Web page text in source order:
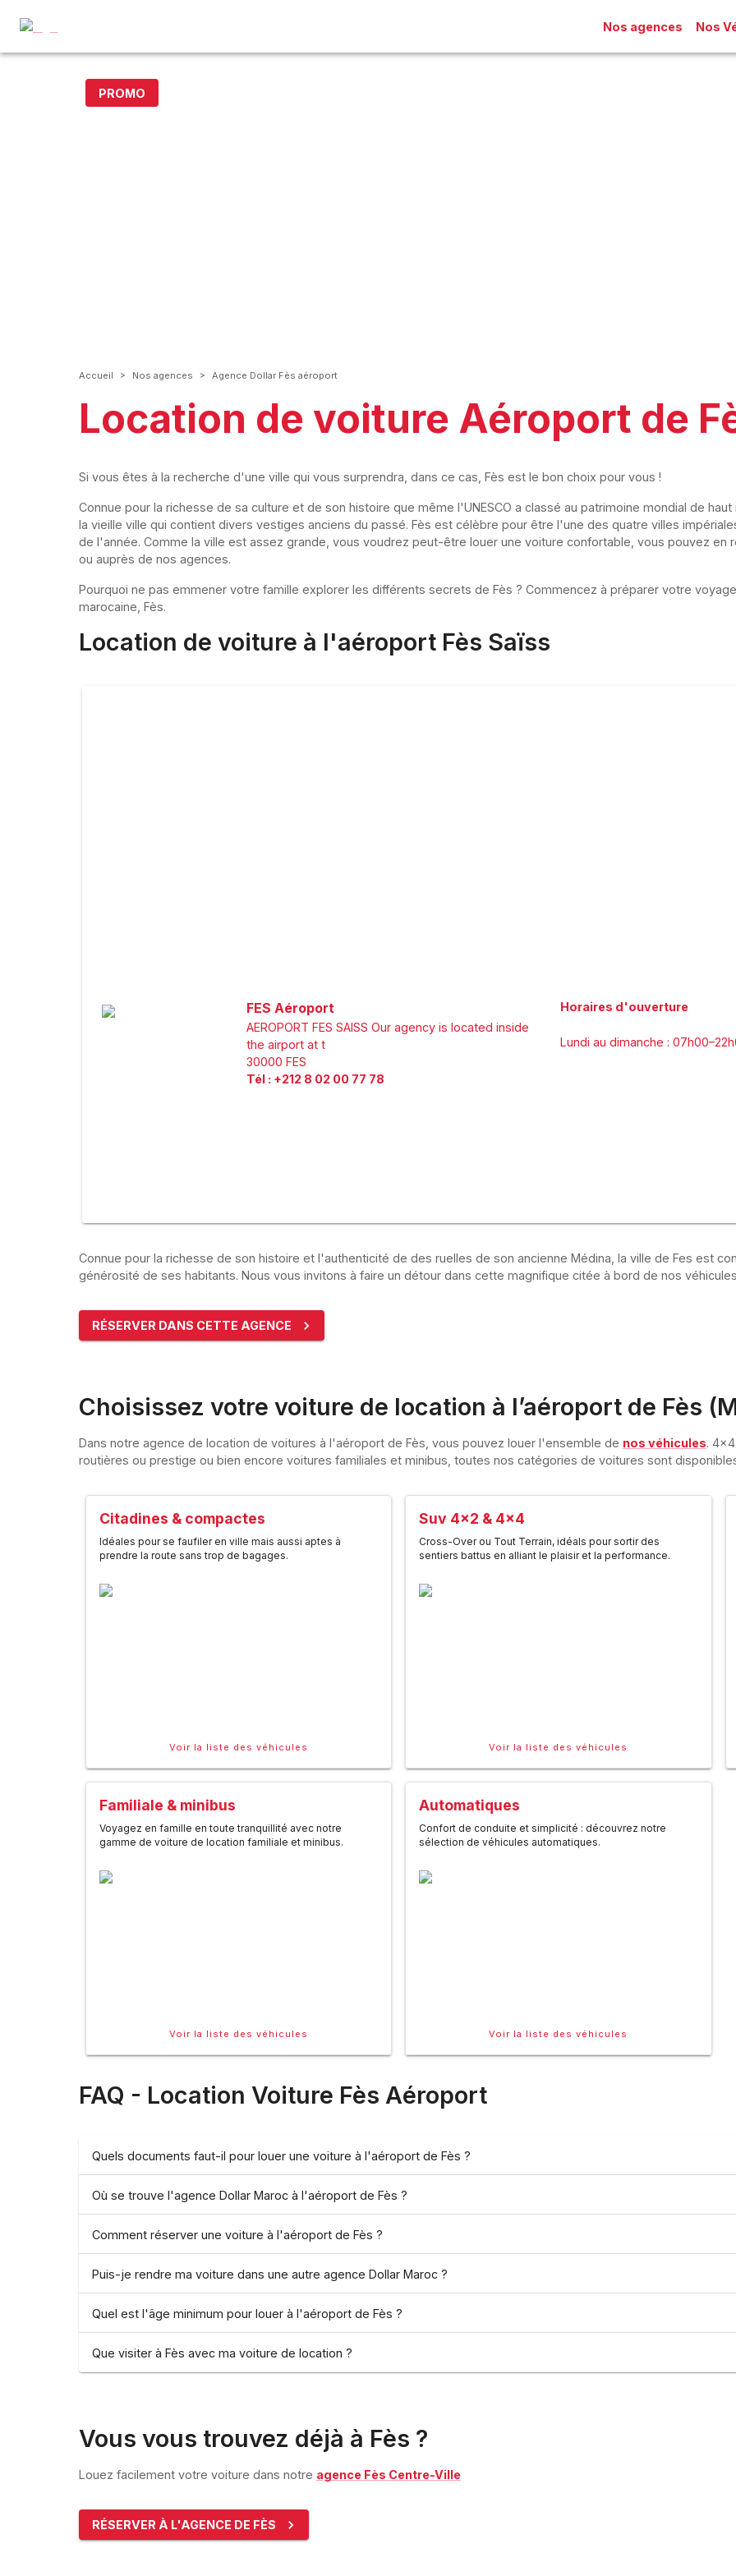
Nos agences Nos
PROMO
Accueil > Nos agences > Agence Dollar Fès aéroport
Location de voiture Aéroport de
Si vous êtes à la recherche d'une ville qui vous surprendra, dans ce cas, Fès est le bon choix pour vous !
Connue pour la richesse de sa culture et de son histoire que même l'UNESCO a classé au patrimoine mondial de
la vieille ville qui contient divers vestiges anciens du passé. Fès est célèbre pour être l'une des quatre villes
de l'année. Comme la ville est assez grande, vous voudrez peut-être louer une voiture confortable, vous pouvez
ou auprès de nos agences.
Pourquoi ne pas emmener votre famille explorer les différents secrets de Fès ? Commencez à préparer votre
marocaine, Fès.
Location de voiture à l'aéroport Fès Saïss
FES Aéroport
AEROPORT FES SAISS Our agency is located inside
the airport at t
30000 FES
Tél : +212 8 02 00 77 78
Horaires d'ouverture
Lundi au dimanche :
Connue pour la richesse de son histoire et l'authenticité de des ruelles de son ancienne Médina, la ville de Fes est
générosité de ses habitants. Nous vous invitons à faire un détour dans cette magnifique citée à bord de nos
RÉSERVER DANS CETTE AGENCE
Choisissez votre voiture de location à l’aéroport de Fès
Dans notre agence de location de voitures à l'aéroport de Fès, vous pouvez louer l'ensemble de nos véhicules.
routières ou prestige ou bien encore voitures familiales et minibus, toutes nos catégories de voitures sont
Citadines & compactes
Idéales pour se faufiler en ville mais aussi aptes à
prendre la route sans trop de bagages.
Voir la liste des véhicules
Suv 4x2 & 4x4
Cross-Over ou Tout Terrain, idéals pour sortir des
sentiers battus en alliant le plaisir et la performance.
Voir la liste des véhicules
Familiale & minibus
Voyagez en famille en toute tranquillité avec notre
gamme de voiture de location familiale et minibus.
Voir la liste des véhicules
Automatiques
Confort de conduite et simplicité : découvrez notre
sélection de véhicules automatiques.
Voir la liste des véhicules
FAQ - Location Voiture Fès Aéroport
Quels documents faut-il pour louer une voiture à l'aéroport de Fès ?
Où se trouve l'agence Dollar Maroc à l'aéroport de Fès ?
Comment réserver une voiture à l'aéroport de Fès ?
Puis-je rendre ma voiture dans une autre agence Dollar Maroc ?
Quel est l'âge minimum pour louer à l'aéroport de Fès ?
Que visiter à Fès avec ma voiture de location ?
Vous vous trouvez déjà à Fès ?
Louez facilement votre voiture dans notre agence Fès Centre-Ville
RÉSERVER À L'AGENCE DE FÈS